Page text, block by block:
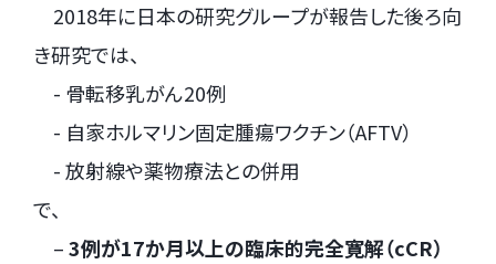
2018年に日本の研究グループが報告した後ろ向
き研究では、
- 骨転移乳がん20例
- 自家ホルマリン固定腫瘍ワクチン（AFTV）
- 放射線や薬物療法との併用
で、
–3例が17か月以上の臨床的完全寛解（cCR）